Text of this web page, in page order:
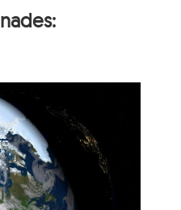
a nosaltres:
es mou